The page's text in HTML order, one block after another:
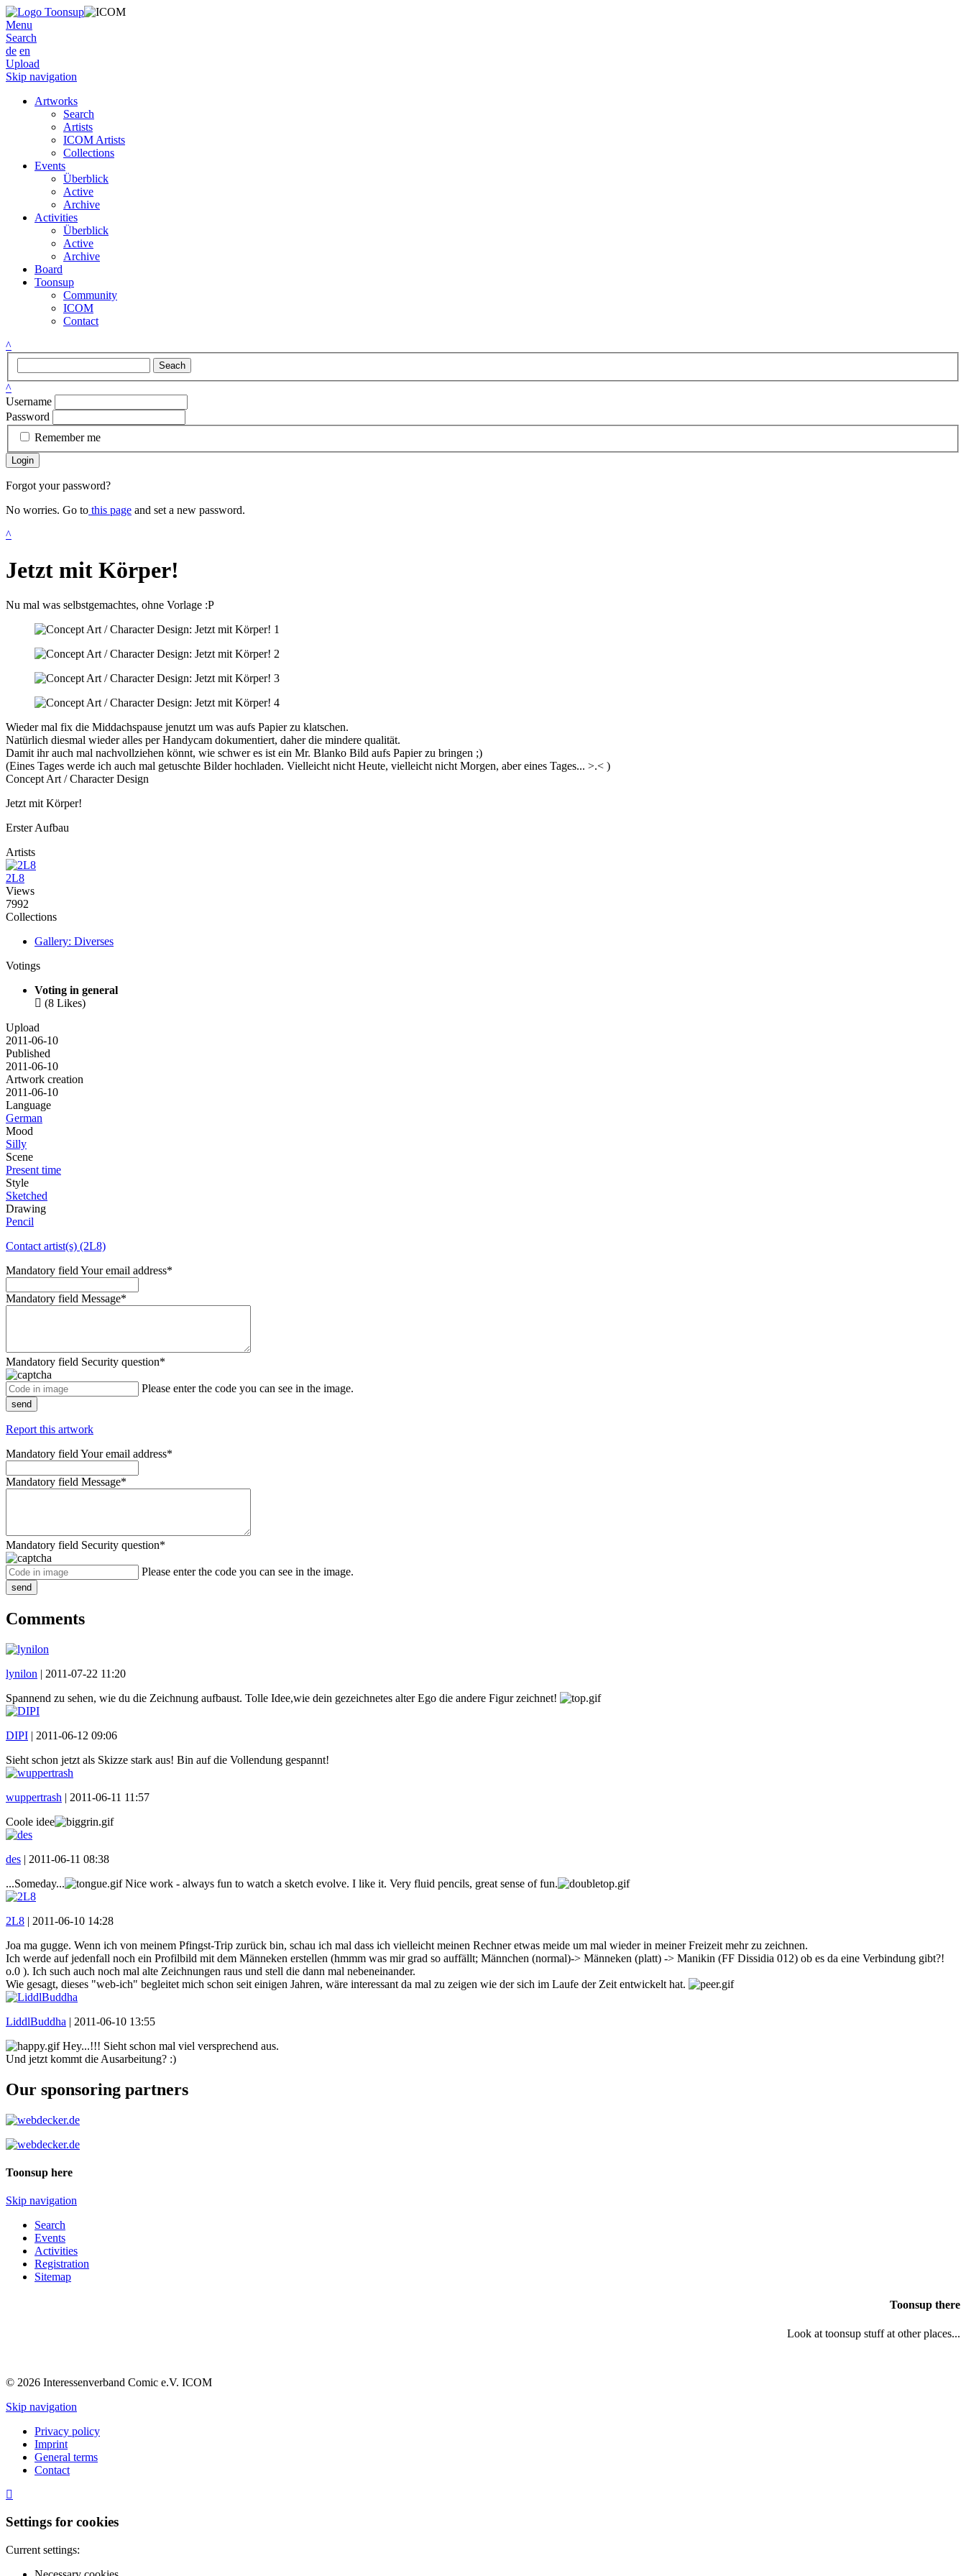
Menu
Search
de en
Upload
Skip navigation
Artworks
Search
Artists
ICOM Artists
Collections
Events
Überblick
Active
Archive
Activities
Überblick
Active
Archive
Board
Toonsup
Community
ICOM
Contact
^
Seach
^
Username
Password
Remember me
Login
Forgot your password?
No worries. Go to this page and set a new password.
^
Jetzt mit Körper!
Nu mal was selbstgemachtes, ohne Vorlage :P
Wieder mal fix die Middachspause jenutzt um was aufs Papier zu klatschen.
Natürlich diesmal wieder alles per Handycam dokumentiert, daher die mindere qualität.
Damit ihr auch mal nachvollziehen könnt, wie schwer es ist ein Mr. Blanko Bild aufs Papier zu bringen ;)
(Eines Tages werde ich auch mal getuschte Bilder hochladen. Vielleicht nicht Heute, vielleicht nicht Morgen, aber eines Tages... >.< )
Concept Art / Character Design
Jetzt mit Körper!
Erster Aufbau
Artists
2L8
Views
7992
Collections
Gallery: Diverses
Votings
Voting in general
 (8 Likes)
Upload
2011-06-10
Published
2011-06-10
Artwork creation
2011-06-10
Language
German
Mood
Silly
Scene
Present time
Style
Sketched
Drawing
Pencil
Contact artist(s) (2L8)
Mandatory field Your email address*
Mandatory field Message*
Mandatory field Security question*
Please enter the code you can see in the image.
send
Report this artwork
Mandatory field Your email address*
Mandatory field Message*
Mandatory field Security question*
Please enter the code you can see in the image.
send
Comments
lynilon | 2011-07-22 11:20
Spannend zu sehen, wie du die Zeichnung aufbaust. Tolle Idee,wie dein gezeichnetes alter Ego die andere Figur zeichnet!
DIPI | 2011-06-12 09:06
Sieht schon jetzt als Skizze stark aus! Bin auf die Vollendung gespannt!
wuppertrash | 2011-06-11 11:57
Coole idee
des | 2011-06-11 08:38
...Someday...
Nice work - always fun to watch a sketch evolve. I like it. Very fluid pencils, great sense of fun.
2L8 | 2011-06-10 14:28
Joa ma gugge. Wenn ich von meinem Pfingst-Trip zurück bin, schau ich mal dass ich vielleicht meinen Rechner etwas meide um mal wieder in meiner Freizeit mehr zu zeichnen.
Ich werde auf jedenfall noch ein Profilbild mit dem Männeken erstellen (hmmm was mir grad so auffällt; Männchen (normal)-> Männeken (platt) -> Manikin (FF Dissidia 012) ob es da eine Verbindung gibt?!
o.0 ). Ich such auch noch mal alte Zeichnungen raus und stell die dann mal nebeneinander.
Wie gesagt, dieses "web-ich" begleitet mich schon seit einigen Jahren, wäre interessant da mal zu zeigen wie der sich im Laufe der Zeit entwickelt hat.
LiddlBuddha | 2011-06-10 13:55
Hey...!!! Sieht schon mal viel versprechend aus.
Und jetzt kommt die Ausarbeitung? :)
Our sponsoring partners
Toonsup here
Skip navigation
Search
Events
Activities
Registration
Sitemap
Toonsup there
Look at toonsup stuff at other places...
© 2026 Interessenverband Comic e.V. ICOM
Skip navigation
Privacy policy
Imprint
General terms
Contact
Settings for cookies
Current settings: